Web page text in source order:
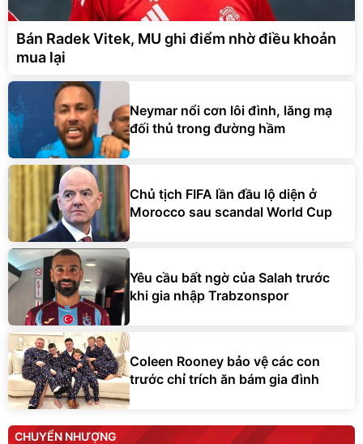
Bán Radek Vitek, MU ghi điểm nhờ điều khoản
mua lại
Neymar nổi cơn lôi đình, lăng mạ
đối thủ trong đường hầm
Chủ tịch FIFA lần đầu lộ diện ở
Morocco sau scandal World Cup
Yêu cầu bất ngờ của Salah trước
khi gia nhập Trabzonspor
Coleen Rooney bảo vệ các con
trước chỉ trích ăn bám gia đình
CHUYỂN NHƯỢNG